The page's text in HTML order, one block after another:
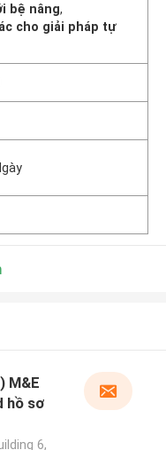
bệ nâng,
cho giải pháp tự
M&E
hồ sơ
6,